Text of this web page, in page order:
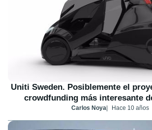
Uniti Sweden. Posiblemente el
crowdfunding más interesante
Carlos Noya Hace 10 años